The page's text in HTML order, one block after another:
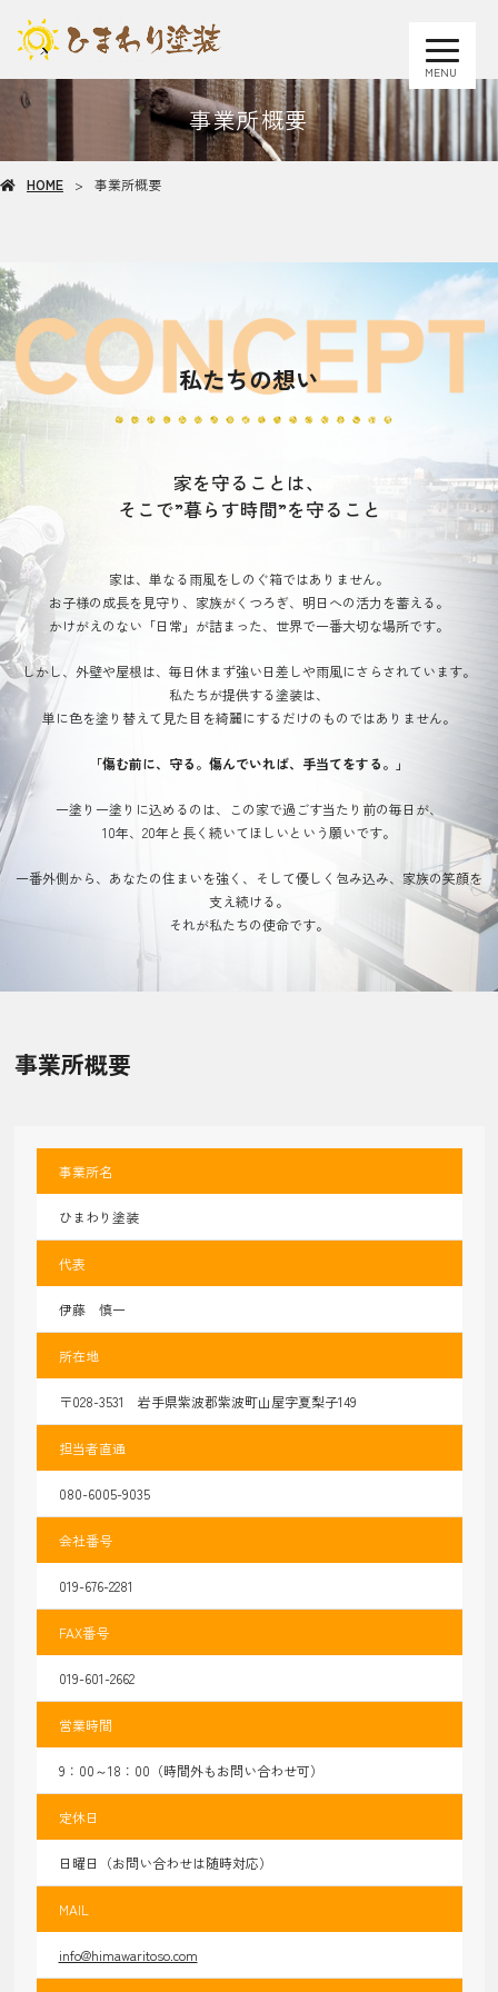
MENU
事業所概要
HOME 事業所概要
私たちの想い
家を守ることは、
そこで”暮らす時間”を守ること
家は、単なる雨風をしのぐ箱ではありません。
お子様の成長を見守り、家族がくつろぎ、明日への活力を蓄える。
かけがえのない「日常」が詰まった、世界で一番大切な場所です。
しかし、外壁や屋根は、毎日休まず強い日差しや雨風にさらされています。
私たちが提供する塗装は、
単に色を塗り替えて見た目を綺麗にするだけのものではありません。
「傷む前に、守る。傷んでいれば、手当てをする。」
一塗り一塗りに込めるのは、この家で過ごす当たり前の毎日が、
10年、20年と長く続いてほしいという願いです。
一番外側から、あなたの住まいを強く、そして優しく包み込み、家族の笑顔を
支え続ける。
それが私たちの使命です。
事業所概要
事業所名
ひまわり塗装
代表
伊藤 慎一
所在地
〒028-3531 岩手県紫波郡紫波町山屋字夏梨子149
担当者直通
080-6005-9035
会社番号
019-676-2281
FAX番号
019-601-2662
営業時間
9：00～18：00（時間外もお問い合わせ可）
定休日
日曜日（お問い合わせは随時対応）
MAIL
info@himawaritoso.com